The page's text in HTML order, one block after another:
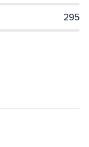
295